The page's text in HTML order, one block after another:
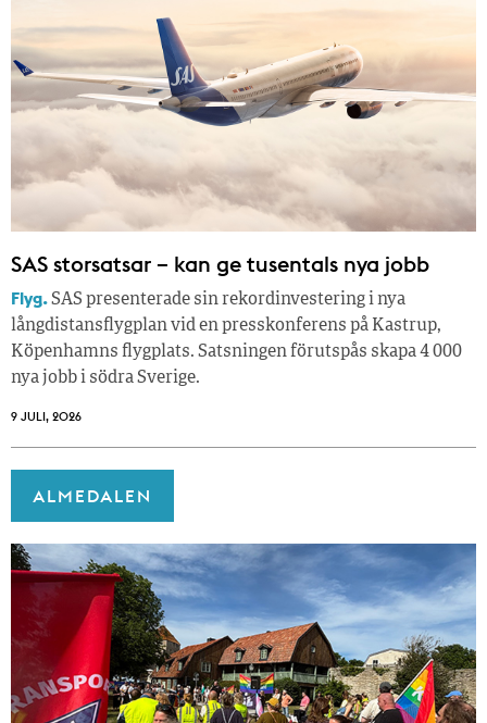
SAS storsatsar – kan ge tusentals nya jobb
Flyg.SAS presenterade sin rekordinvestering i nya
långdistansflygplan vid en presskonferens på Kastrup,
Köpenhamns flygplats. Satsningen förutspås skapa 4 000
nya jobb i södra Sverige.
9 JULI, 2026
ALMEDALEN